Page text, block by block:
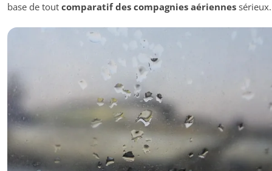
base de tout comparatif des compagnies aériennes sérieux.